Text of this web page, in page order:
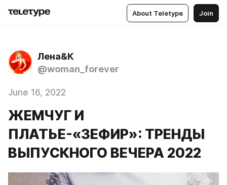
About Teletype Join
Лена&К
@woman_forever
June 16, 2022
ЖЕМЧУГ И
ПЛАТЬЕ-«ЗЕФИР»: ТРЕНДЫ
ВЫПУСКНОГО ВЕЧЕРА 2022